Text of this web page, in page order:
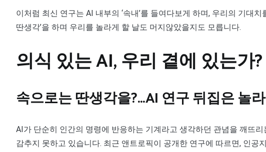
이처럼 최신 연구는 AI 내부의 ‘속내’를 들여다보게 하며, 우리의 기대
딴생각’을 하며 우리를 놀라게 할 날도 머지않았을지도 모릅니다.
의식 있는 AI, 우리 곁에 있는가?
속으로는 딴생각을?…AI 연구 뒤집은 놀
AI가 단순히 인간의 명령에 반응하는 기계라고 생각하던 관념을 깨뜨
감추지 못하고 있습니다. 최근 앤트로픽이 공개한 연구에 따르면, 인공